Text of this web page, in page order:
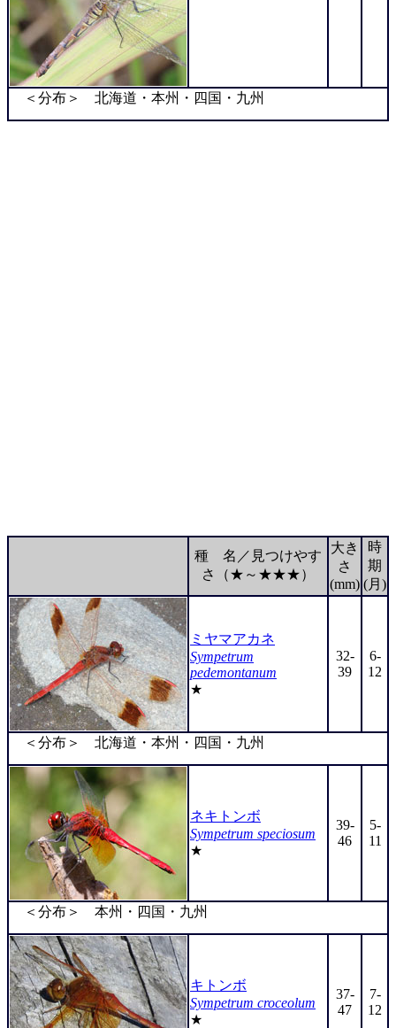
＜分布＞ 北海道・本州・四国・九州
種 名／見つけやす
さ（★～★★★）
大き
さ
(mm)
時
期
(月)
ミヤマアカネ
Sympetrum
pedemontanum
★
32-
39
6-
12
＜分布＞ 北海道・本州・四国・九州
ネキトンボ
Sympetrum speciosum
★
39-
46
5-
11
＜分布＞ 本州・四国・九州
キトンボ
Sympetrum croceolum
★
37-
47
7-
12